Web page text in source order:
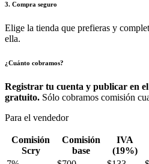
3. Compra seguro
Elige la tienda que prefieras y
ella.
¿Cuánto cobramos?
Registrar tu cuenta y publicar en
gratuito. Sólo cobramos comisión
Para el vendedor
Comisión
Scry
Comisión
base
IVA
(19%)